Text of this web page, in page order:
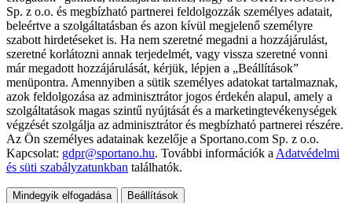
Sp. z o.o. és megbízható partnerei feldolgozzák személyes adatait,
beleértve a szolgáltatásban és azon kívül megjelenő személyre
szabott hirdetéseket is. Ha nem szeretné megadni a hozzájárulást,
szeretné korlátozni annak terjedelmét, vagy vissza szeretné vonni
már megadott hozzájárulását, kérjük, lépjen a „Beállítások”
menüpontra. Amennyiben a sütik személyes adatokat tartalmaznak,
azok feldolgozása az adminisztrátor jogos érdekén alapul, amely a
szolgáltatások magas szintű nyújtását és a marketingtevékenységek
végzését szolgálja az adminisztrátor és megbízható partnerei részére.
Az Ön személyes adatainak kezelője a Sportano.com Sp. z o.o.
Kapcsolat: gdpr@sportano.hu. További információk a Adatvédelmi
és süti szabályzatunkban találhatók.
Mindegyik elfogadása Beállítások